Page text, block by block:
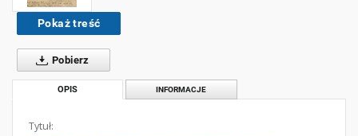
Pokaż treść
Pobierz
OPIS INFORMACJE
Tytuł: